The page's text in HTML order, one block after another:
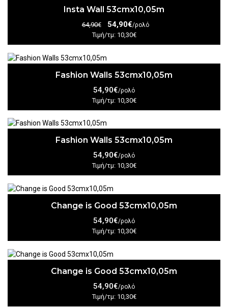
Insta Wall 53cmx10,05m
64,90€ 54,90€/ρολό
Τιμή/τμ: 10,30€
Fashion Walls 53cmx10,05m
54,90€/ρολό
Τιμή/τμ: 10,30€
Fashion Walls 53cmx10,05m
54,90€/ρολό
Τιμή/τμ: 10,30€
Change is Good 53cmx10,05m
54,90€/ρολό
Τιμή/τμ: 10,30€
Change is Good 53cmx10,05m
54,90€/ρολό
Τιμή/τμ: 10,30€